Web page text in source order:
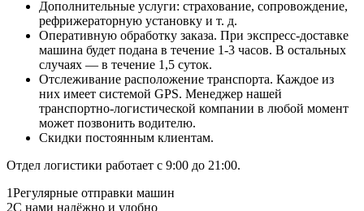
Дополнительные услуги: страхование, сопровождение,
рефрижераторную установку и т. д.
Оперативную обработку заказа. При экспресс-доставке
машина будет подана в течение 1-3 часов. В остальных
случаях — в течение 1,5 суток.
Отслеживание расположение транспорта. Каждое из
них имеет системой GPS. Менеджер нашей
транспортно-логистической компании в любой момент
может позвонить водителю.
Скидки постоянным клиентам.
Отдел логистики работает с 9:00 до 21:00.
1Регулярные отправки машин
2С нами надёжно и удобно